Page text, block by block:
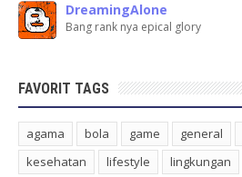
DreamingAlone
Bang rank nya epical glory
FAVORIT TAGS
agama bola game general
kesehatan
lifestyle lingkungan